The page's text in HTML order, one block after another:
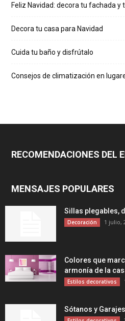
Feliz Navidad: decora tu fachada y
Decora tu casa para Navidad
Cuida tu baño y disfrútalo
Consejos de climatización en
RECOMENDACIONES DEL
MENSAJES POPULARES
Sillas plegables,
Decoración 1 julio,
Colores que
armonía de la
Estilos decorativos
Sótanos y